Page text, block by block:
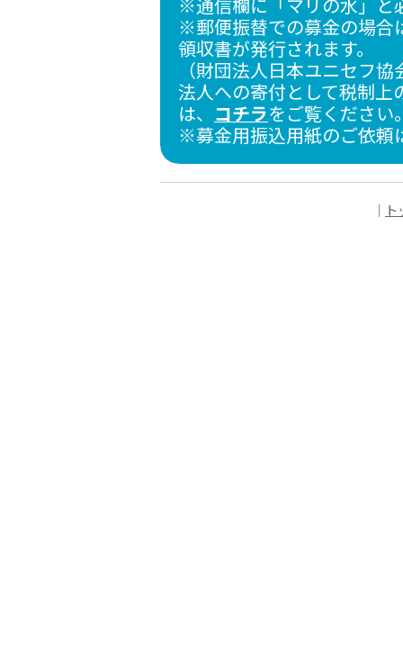
※郵便振替での募金の場合
領収書が発行されます。
（財団法人日本ユニセフ
法人への寄付として税制上
は、 コチラをご覧ください
※募金用振込用紙のご依頼
｜